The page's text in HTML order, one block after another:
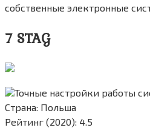
собственные электронные
7 STAG
Точные настройки работы
Страна: Польша
Рейтинг (2020): 4.5